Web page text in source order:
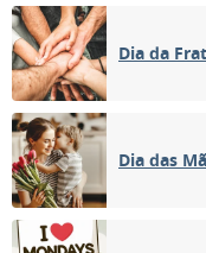
Dia da
Dia das